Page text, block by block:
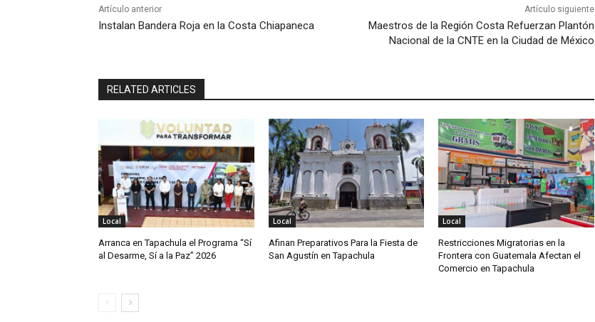
Artículo anterior
Instalan Bandera Roja en la Costa Chiapaneca
Artículo siguiente
Maestros de la Región Costa Refuerzan Plantón
Nacional de la CNTE en la Ciudad de México
RELATED ARTICLES
Local
Arranca en Tapachula el Programa “Sí
al Desarme, Sí a la Paz” 2026
Local
Afinan Preparativos Para la Fiesta de
San Agustín en Tapachula
Local
Restricciones Migratorias en la
Frontera con Guatemala Afectan el
Comercio en Tapachula